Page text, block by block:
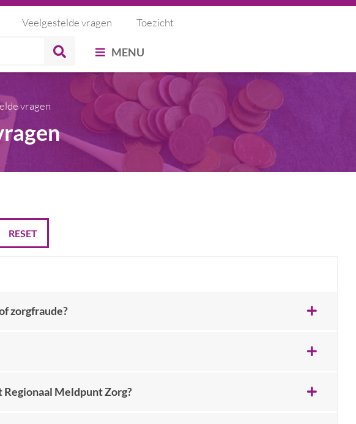
Veelgestelde vragen Toezicht
ZOEKENMENU
vragen
RESET
zorgfraude?
Regionaal Meldpunt Zorg?